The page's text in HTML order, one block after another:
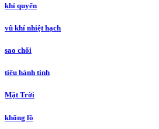
khí quyển
vũ khí nhiệt hạch
sao chổi
tiểu hành tinh
Mặt Trời
khổng lồ